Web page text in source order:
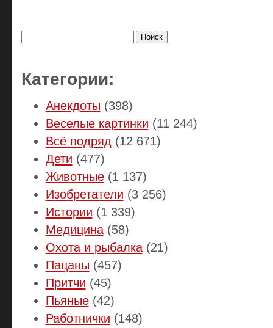
Категории:
Анекдоты (398)
Веселые картинки (11 244)
Всё подряд (12 671)
Дети (477)
Животные(1 137)
Изобретатели (3 256)
Истории (1 339)
Медицина(58)
Охота и рыбалка(21)
Пацаны (457)
Притчи (45)
Пьяные(42)
Работнички (148)